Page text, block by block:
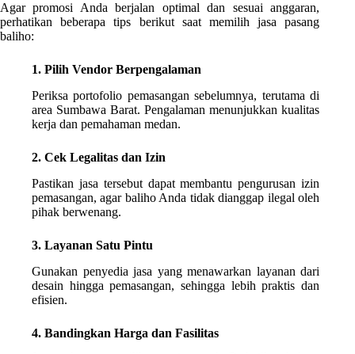
Agar promosi Anda berjalan optimal dan sesuai anggaran,
perhatikan beberapa tips berikut saat memilih jasa pasang
baliho:
1. Pilih Vendor Berpengalaman
Periksa portofolio pemasangan sebelumnya, terutama di
area Sumbawa Barat. Pengalaman menunjukkan kualitas
kerja dan pemahaman medan.
2. Cek Legalitas dan Izin
Pastikan jasa tersebut dapat membantu pengurusan izin
pemasangan, agar baliho Anda tidak dianggap ilegal oleh
pihak berwenang.
3. Layanan Satu Pintu
Gunakan penyedia jasa yang menawarkan layanan dari
desain hingga pemasangan, sehingga lebih praktis dan
efisien.
4. Bandingkan Harga dan Fasilitas